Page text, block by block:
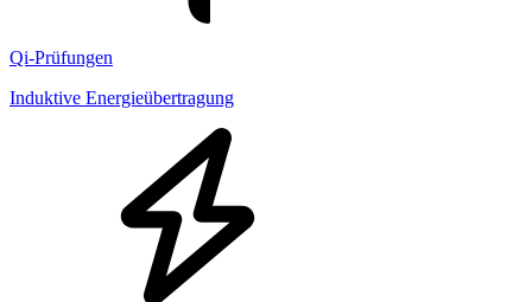
Qi-Prüfungen
Induktive Energieübertragung